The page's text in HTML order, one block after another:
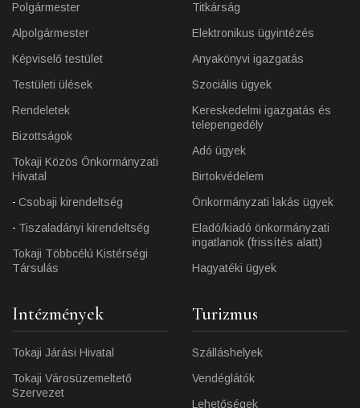
Polgármester
Alpolgármester
Képviselő testület
Testületi ülések
Rendeletek
Bizottságok
Tokaji Közös Önkormányzati
Hivatal
Csobaji kirendeltség
Tiszaladányi kirendeltség
Tokaji Többcélú Kistérségi
Társulás
Titkárság
Elektronikus ügyintézés
Anyakönyvi igazgatás
Szociális ügyek
Kereskedelmi igazgatás és
telepengedély
Adó ügyek
Birtokvédelem
Önkormányzati lakás ügyek
Eladó/kiadó önkormányzati
ingatlanok (frissítés alatt)
Hagyatéki ügyek
Intézmények
Tokaji Járási Hivatal
Tokaji Városüzemeltető
Szervezet
Turizmus
Szálláshelyek
Vendéglátók
Lehetőségek